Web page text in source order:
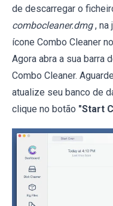
de descarregar o
combocleaner.dmg , na
ícone Combo Cleaner
Agora abra a sua barra
Combo Cleaner.
atualize seu banco de
clique no botão "Start